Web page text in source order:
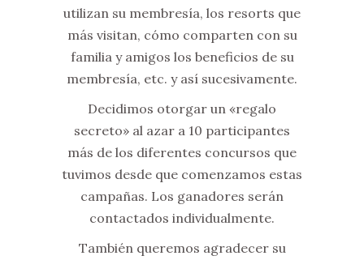
utilizan su membresía, los resorts que
más visitan, cómo comparten con su
familia y amigos los beneficios de su
membresía, etc. y así sucesivamente.
Decidimos otorgar un «regalo
secreto» al azar a 10 participantes
más de los diferentes concursos que
tuvimos desde que comenzamos estas
campañas. Los ganadores serán
contactados individualmente.
También queremos agradecer su